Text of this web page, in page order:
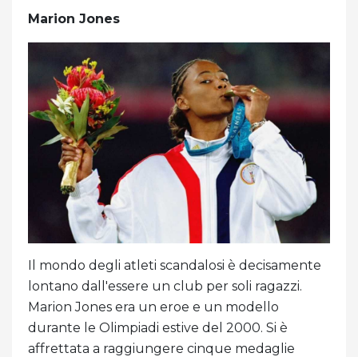
Marion Jones
Il mondo degli atleti scandalosi è decisamente
lontano dall'essere un club per soli ragazzi.
Marion Jones era un eroe e un modello
durante le Olimpiadi estive del 2000. Si è
affrettata a raggiungere cinque medaglie